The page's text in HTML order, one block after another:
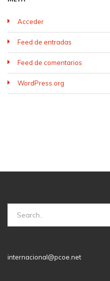
Acceder
Feed de entradas
Feed de comentarios
WordPress.org
internacional@pcoe.net